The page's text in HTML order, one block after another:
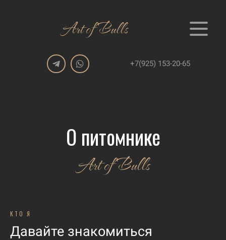
Art of Bulls
+7(925) 153-20-65
О питомнике
Art of Bulls
КТО Я
Давайте знакомиться